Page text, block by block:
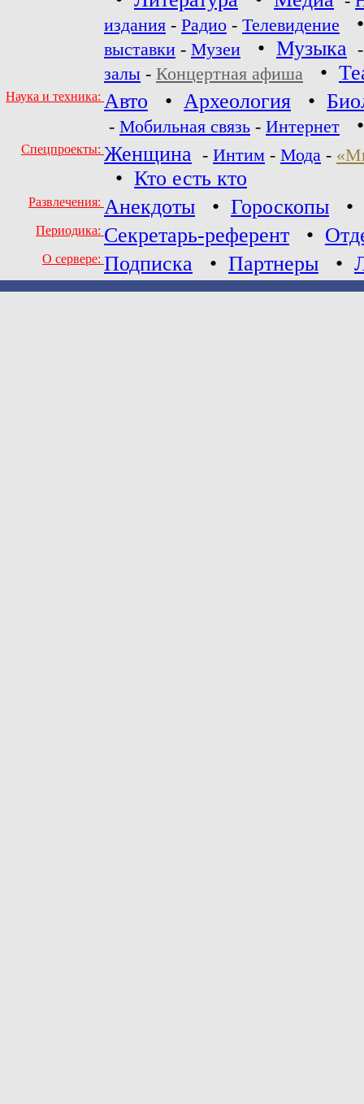
издания - Радио - Телевидение
выставки - Музеи • Музыка
залы - Концертная афиша •
Наука и техника: Авто • Археология •
- Мобильная связь - Интернет
Спецпроекты: Женщина - Интим - Мода -
• Кто есть кто
Развлечения: Анекдоты • Гороскопы •
Периодика: Секретарь-референт •
О сервере: Подписка • Партнеры •